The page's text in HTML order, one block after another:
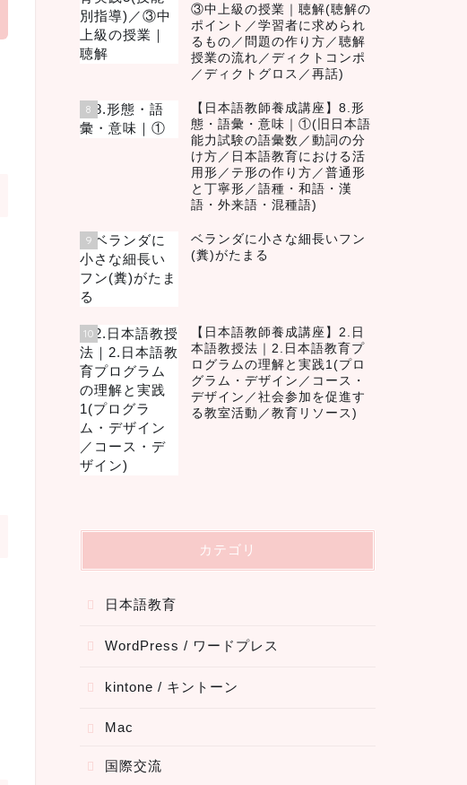
③中上級の授業｜聴解(聴解の
ポイント／学習者に求められ
るもの／問題の作り方／聴解
授業の流れ／ディクトコンポ
／ディクトグロス／再話)
8
【日本語教師養成講座】8.形
態・語彙・意味｜①(旧日本語
能力試験の語彙数／動詞の分
け方／日本語教育における活
用形／テ形の作り方／普通形
と丁寧形／語種・和語・漢
語・外来語・混種語)
9
ベランダに小さな細長いフン
(糞)がたまる
10
【日本語教師養成講座】2.日
本語教授法｜2.日本語教育プ
ログラムの理解と実践1(プロ
グラム・デザイン／コース・
デザイン／社会参加を促進す
る教室活動／教育リソース)
カテゴリ
日本語教育
WordPress / ワードプレス
kintone / キントーン
Mac
国際交流